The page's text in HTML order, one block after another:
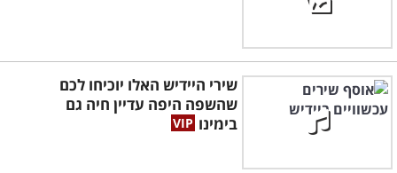
שירי היידיש האלו יוכיחו לכם
שהשפה היפה עדיין חיה גם
בימינו